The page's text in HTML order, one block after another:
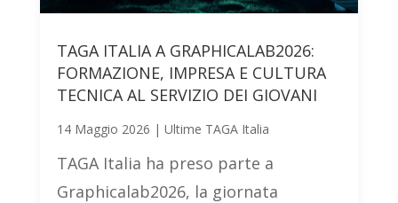
TAGA ITALIA A GRAPHICALAB2026:
FORMAZIONE, IMPRESA E CULTURA
TECNICA AL SERVIZIO DEI GIOVANI
14 Maggio 2026 | Ultime TAGA Italia
TAGA Italia ha preso parte a
Graphicalab2026, la giornata